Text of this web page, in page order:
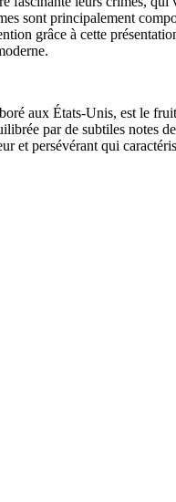
sont principalement
grâce à cette
aux États-Unis, est le
par de subtiles
et persévérant qui